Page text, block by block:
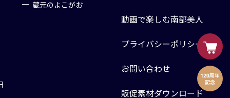
蔵元のよこがお
動画で楽しむ南部美人
プライバシーポリシー
お問い合わせ
販促素材ダウンロード